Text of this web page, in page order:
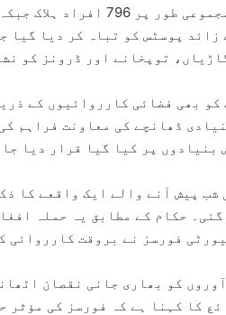
249 ٹینک، بکتر بند گاڑیاں، توپخانے اور
میں 81 ایسے مقامات کو بھی فضائی
ڈھانچے کی معاونت فراہم
پر کیا گیا قرار دیا
3 اپریل کی درمیانی شب پیش آنے والے ایک
حکام کے مطابق یہ حملہ
فورسز نے بروقت کارروائی
ذرائع کا کہنا ہے کہ فورسز کی